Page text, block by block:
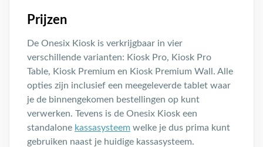
Prijzen
De Onesix Kiosk is verkrijgbaar in vier
verschillende varianten: Kiosk Pro, Kiosk Pro
Table, Kiosk Premium en Kiosk Premium Wall. Alle
opties zijn inclusief een meegeleverde tablet waar
je de binnengekomen bestellingen op kunt
verwerken. Tevens is de Onesix Kiosk een
standalone kassasysteem welke je dus prima kunt
gebruiken naast je huidige kassasysteem.